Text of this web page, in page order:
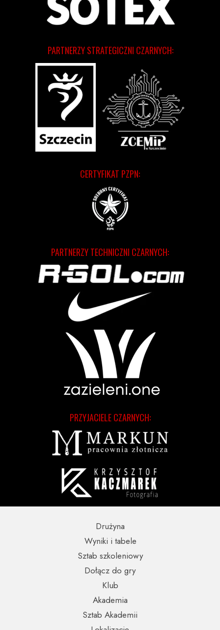
CERTYFIKAT PZPN:
PRZYJACIELE CZARNYCH:
PARTNERZY TECHNICZNI CZARNYCH:
PARTNERZY STRATEGICZNI CZARNYCH:
Wyniki i tabele
Sztab szkoleniowy
Sztab Akademii
Dołącz do gry
Drużyna
Akademia
Klub